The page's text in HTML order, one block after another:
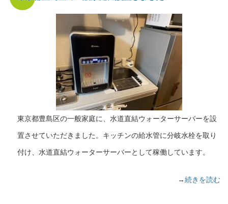
東京都豊島区の一般家庭に、水道直結ウォーターサーバーを設
置させていただきました。キッチンの給水管に分岐水栓を取り
付け、水道直結ウォーターサーバーとして稼働しています。
→続きを読む